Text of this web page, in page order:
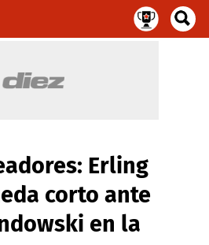
Erling
corto ante
en la